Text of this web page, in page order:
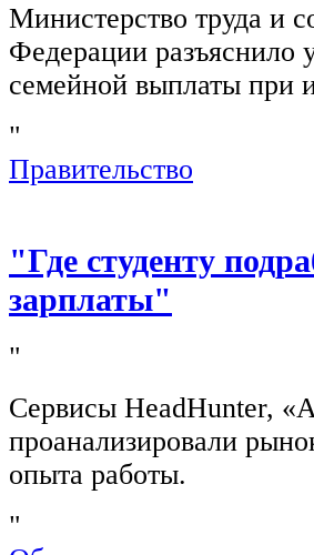
Министерство труда и
Федерации разъяснило
семейной выплаты при
"
Правительство
"Где студенту
зарплаты"
"
Сервисы HeadHunter,
проанализировали
опыта работы.
"